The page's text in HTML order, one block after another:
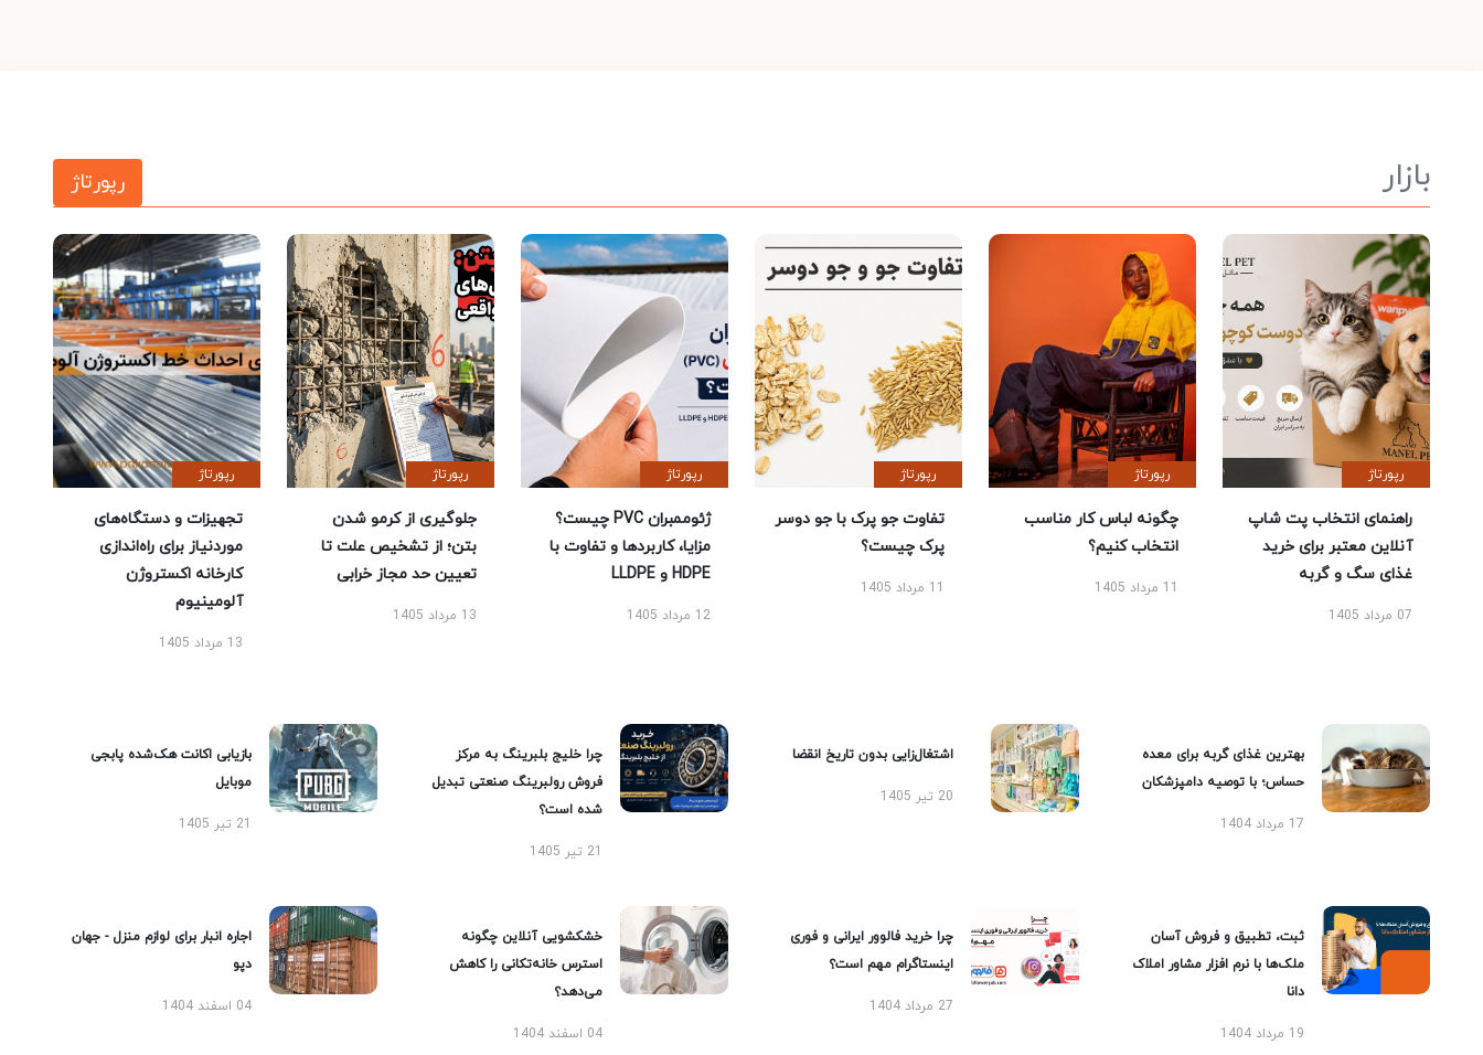
بازار رپورتاژ
رپورتاژ
راهنمای انتخاب پت شاپ
آنلاین معتبر برای خرید
غذای سگ و گربه
07 مرداد 1405
رپورتاژ
چگونه لباس کار مناسب
انتخاب کنیم؟
11 مرداد 1405
رپورتاژ
تفاوت جو پرک با جو دوسر
پرک چیست؟
11 مرداد 1405
رپورتاژ
ژئوممبران PVC چیست؟
مزایا، کاربردها و تفاوت با
HDPE و LLDPE
12 مرداد 1405
رپورتاژ
جلوگیری از کرمو شدن
بتن؛ از تشخیص علت تا
تعیین حد مجاز خرابی
13 مرداد 1405
رپورتاژ
تجهیزات و دستگاه‌های
موردنیاز برای راه‌اندازی
کارخانه اکستروژن
آلومینیوم
13 مرداد 1405
بهترین غذای گربه برای معده
حساس؛ با توصیه دامپزشکان
17 مرداد 1404
اشتغال‌زایی بدون تاریخ انقضا
20 تیر 1405
چرا خلیج بلبرینگ به مرکز
فروش رولبرینگ صنعتی تبدیل
شده است؟
21 تیر 1405
بازیابی اکانت هک‌شده پابجی
موبایل
21 تیر 1405
ثبت، تطبیق و فروش آسان
ملک‌ها با نرم افزار مشاور املاک
دانا
19 مرداد 1404
چرا خرید فالوور ایرانی و فوری
اینستاگرام مهم است؟
27 مرداد 1404
خشکشویی آنلاین چگونه
استرس خانه‌تکانی را کاهش
می‌دهد؟
04 اسفند 1404
اجاره انبار برای لوازم منزل - جهان
دپو
04 اسفند 1404